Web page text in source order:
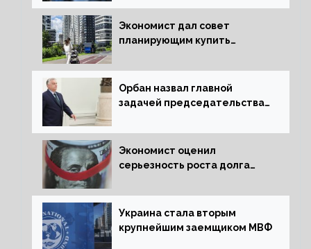
экономики
Экономист дал совет
планирующим купить
Орбан назвал главной
задачей председательства
за мир
Экономист оценил
серьезность роста долга
Украина стала вторым
крупнейшим заемщиком МВФ